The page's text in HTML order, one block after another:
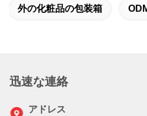
外の化粧品の包装箱
迅速な連絡
アドレス